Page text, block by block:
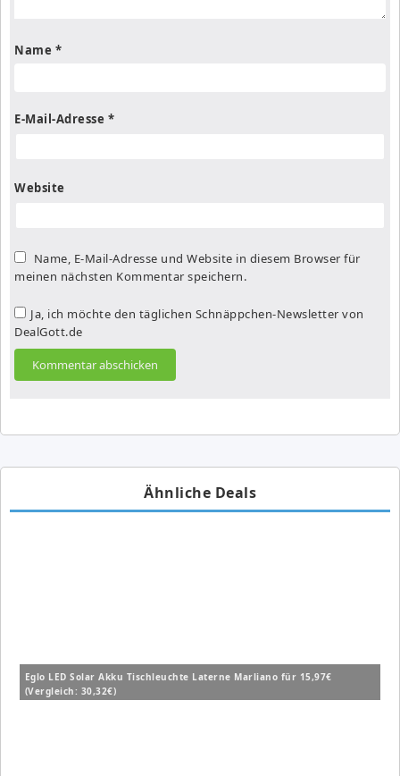
Name *
E-Mail-Adresse *
Website
Name, E-Mail-Adresse und Website in diesem Browser für
meinen nächsten Kommentar speichern.
Ja, ich möchte den täglichen Schnäppchen-Newsletter von
DealGott.de
Ähnliche Deals
Eglo LED Solar Akku Tischleuchte Laterne Marliano für 15,97€
(Vergleich: 30,32€)